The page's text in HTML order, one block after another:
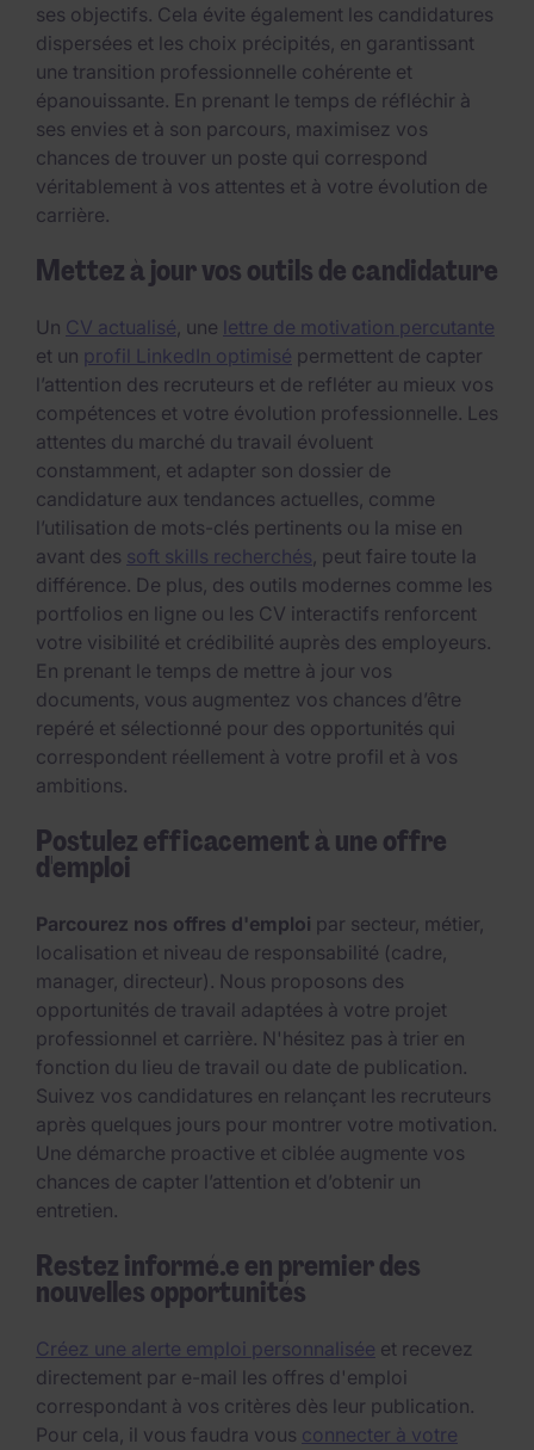
ses objectifs. Cela évite également les candidatures
dispersées et les choix précipités, en garantissant
une transition professionnelle cohérente et
épanouissante. En prenant le temps de réfléchir à
ses envies et à son parcours, maximisez vos
chances de trouver un poste qui correspond
véritablement à vos attentes et à votre évolution de
carrière.
Mettez à jour vos outils de candidature
Un CV actualisé, une lettre de motivation percutante
et un profil LinkedIn optimisé permettent de capter
l’attention des recruteurs et de refléter au mieux vos
compétences et votre évolution professionnelle. Les
attentes du marché du travail évoluent
constamment, et adapter son dossier de
candidature aux tendances actuelles, comme
l’utilisation de mots-clés pertinents ou la mise en
avant des soft skills recherchés, peut faire toute la
différence. De plus, des outils modernes comme les
portfolios en ligne ou les CV interactifs renforcent
votre visibilité et crédibilité auprès des employeurs.
En prenant le temps de mettre à jour vos
documents, vous augmentez vos chances d’être
repéré et sélectionné pour des opportunités qui
correspondent réellement à votre profil et à vos
ambitions.
Postulez efficacement à une offre
d'emploi
Parcourez nos offres d'emploi par secteur, métier,
localisation et niveau de responsabilité (cadre,
manager, directeur). Nous proposons des
opportunités de travail adaptées à votre projet
professionnel et carrière. N'hésitez pas à trier en
fonction du lieu de travail ou date de publication.
Suivez vos candidatures en relançant les recruteurs
après quelques jours pour montrer votre motivation.
Une démarche proactive et ciblée augmente vos
chances de capter l’attention et d’obtenir un
entretien.
Restez informé.e en premier des
nouvelles opportunités
Créez une alerte emploi personnalisée et recevez
directement par e-mail les offres d'emploi
correspondant à vos critères dès leur publication.
Pour cela, il vous faudra vous connecter à votre